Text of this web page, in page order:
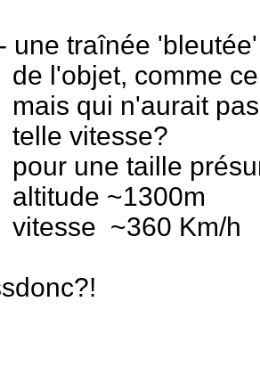
traînée 'bleutée'
l'objet, comme
qui n'aurait pas
vitesse?
une taille
~1300m
~360 Km/h